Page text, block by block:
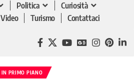
Politica
Curiosità
Video Turismo Contattaci
IN PRIMO PIANO